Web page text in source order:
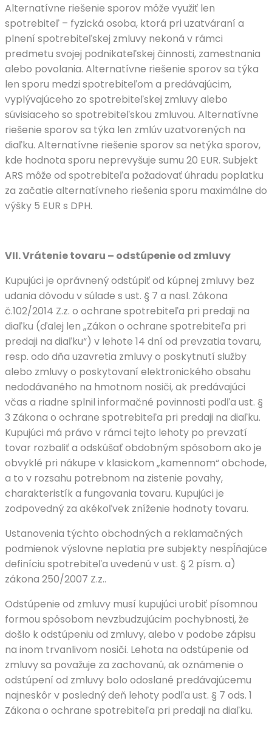
Alternatívne riešenie sporov môže využiť len
spotrebiteľ – fyzická osoba, ktorá pri uzatváraní a
plnení spotrebiteľskej zmluvy nekoná v rámci
predmetu svojej podnikateľskej činnosti, zamestnania
alebo povolania. Alternatívne riešenie sporov sa týka
len sporu medzi spotrebiteľom a predávajúcim,
vyplývajúceho zo spotrebiteľskej zmluvy alebo
súvisiaceho so spotrebiteľskou zmluvou. Alternatívne
riešenie sporov sa týka len zmlúv uzatvorených na
diaľku. Alternatívne riešenie sporov sa netýka sporov,
kde hodnota sporu neprevyšuje sumu 20 EUR. Subjekt
ARS môže od spotrebiteľa požadovať úhradu poplatku
za začatie alternatívneho riešenia sporu maximálne do
výšky 5 EUR s DPH.
VII. Vrátenie tovaru – odstúpenie od zmluvy
Kupujúci je oprávnený odstúpiť od kúpnej zmluvy bez
udania dôvodu v súlade s ust. § 7 a nasl. Zákona
č.102/2014 Z.z. o ochrane spotrebiteľa pri predaji na
diaľku (ďalej len „Zákon o ochrane spotrebiteľa pri
predaji na diaľku“) v lehote 14 dní od prevzatia tovaru,
resp. odo dňa uzavretia zmluvy o poskytnutí služby
alebo zmluvy o poskytovaní elektronického obsahu
nedodávaného na hmotnom nosiči, ak predávajúci
včas a riadne splnil informačné povinnosti podľa ust. §
3 Zákona o ochrane spotrebiteľa pri predaji na diaľku.
Kupujúci má právo v rámci tejto lehoty po prevzatí
tovar rozbaliť a odskúšať obdobným spôsobom ako je
obvyklé pri nákupe v klasickom „kamennom“ obchode,
a to v rozsahu potrebnom na zistenie povahy,
charakteristík a fungovania tovaru. Kupujúci je
zodpovedný za akékoľvek zníženie hodnoty tovaru.
Ustanovenia týchto obchodných a reklamačných
podmienok výslovne neplatia pre subjekty nespĺňajúce
definíciu spotrebiteľa uvedenú v ust. § 2 písm. a)
zákona 250/2007 Z.z..
Odstúpenie od zmluvy musí kupujúci urobiť písomnou
formou spôsobom nevzbudzujúcim pochybnosti, že
došlo k odstúpeniu od zmluvy, alebo v podobe zápisu
na inom trvanlivom nosiči. Lehota na odstúpenie od
zmluvy sa považuje za zachovanú, ak oznámenie o
odstúpení od zmluvy bolo odoslané predávajúcemu
najneskôr v posledný deň lehoty podľa ust. § 7 ods. 1
Zákona o ochrane spotrebiteľa pri predaji na diaľku.